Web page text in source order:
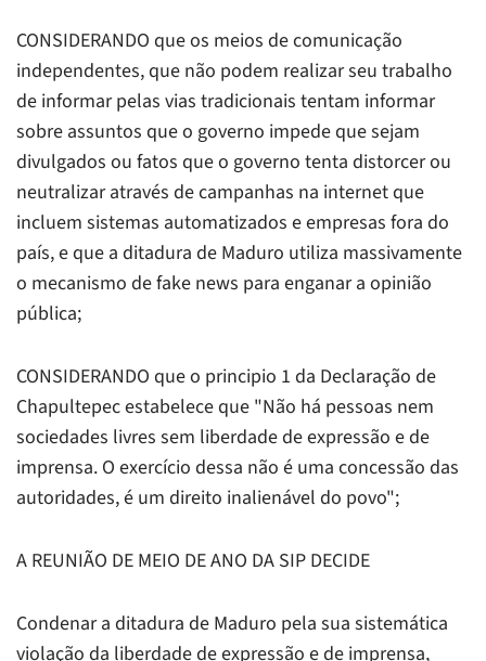
CONSIDERANDO que os meios de comunicação
independentes, que não podem realizar seu trabalho
de informar pelas vias tradicionais tentam informar
sobre assuntos que o governo impede que sejam
divulgados ou fatos que o governo tenta distorcer ou
neutralizar através de campanhas na internet que
incluem sistemas automatizados e empresas fora do
país, e que a ditadura de Maduro utiliza massivamente
o mecanismo defake news para enganar a opinião
pública;
CONSIDERANDO que o principio 1 da Declaração de
Chapultepec estabelece que "Não há pessoas nem
sociedades livres sem liberdade de expressão e de
imprensa. O exercício dessa não é uma concessão das
autoridades, é um direito inalienável do povo";
A REUNIÃO DE MEIO DE ANO DA SIP DECIDE
Condenar a ditadura de Maduro pela sua sistemática
violação da liberdade de expressão e de imprensa,